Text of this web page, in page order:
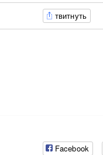
твитнуть
Facebook